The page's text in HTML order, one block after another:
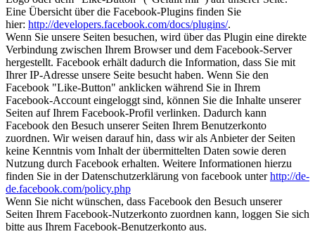
Eine Übersicht über die Facebook-Plugins finden Sie
hier: http://developers.facebook.com/docs/plugins/.
Wenn Sie unsere Seiten besuchen, wird über das Plugin eine direkte
Verbindung zwischen Ihrem Browser und dem Facebook-Server
hergestellt. Facebook erhält dadurch die Information, dass Sie mit
Ihrer IP-Adresse unsere Seite besucht haben. Wenn Sie den
Facebook "Like-Button" anklicken während Sie in Ihrem
Facebook-Account eingeloggt sind, können Sie die Inhalte unserer
Seiten auf Ihrem Facebook-Profil verlinken. Dadurch kann
Facebook den Besuch unserer Seiten Ihrem Benutzerkonto
zuordnen. Wir weisen darauf hin, dass wir als Anbieter der Seiten
keine Kenntnis vom Inhalt der übermittelten Daten sowie deren
Nutzung durch Facebook erhalten. Weitere Informationen hierzu
finden Sie in der Datenschutzerklärung von facebook unterhttp://de-
de.facebook.com/policy.php
Wenn Sie nicht wünschen, dass Facebook den Besuch unserer
Seiten Ihrem Facebook-Nutzerkonto zuordnen kann, loggen Sie sich
bitte aus Ihrem Facebook-Benutzerkonto aus.